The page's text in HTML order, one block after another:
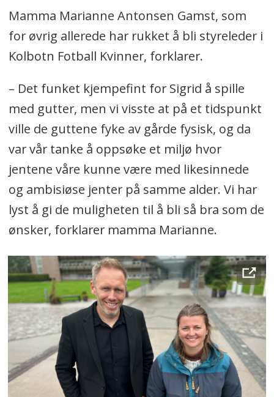
Mamma Marianne Antonsen Gamst, som
for øvrig allerede har rukket å bli styreleder i
Kolbotn Fotball Kvinner, forklarer.
– Det funket kjempefint for Sigrid å spille
med gutter, men vi visste at på et tidspunkt
ville de guttene fyke av gårde fysisk, og da
var vår tanke å oppsøke et miljø hvor
jentene våre kunne være med likesinnede
og ambisiøse jenter på samme alder. Vi har
lyst å gi de muligheten til å bli så bra som de
ønsker, forklarer mamma Marianne.